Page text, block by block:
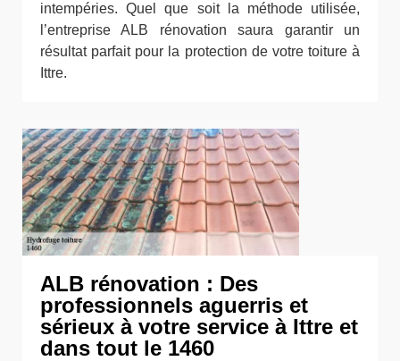
intempéries. Quel que soit la méthode utilisée,
l’entreprise ALB rénovation saura garantir un
résultat parfait pour la protection de votre toiture à
Ittre.
ALB rénovation : Des
professionnels aguerris et
sérieux à votre service à Ittre et
dans tout le 1460